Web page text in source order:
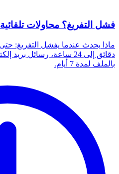
فشل التفريغ؟ محاولات
دقائق إلى 24 ساعة، رسائل
بالملف لمدة 7 أيام.